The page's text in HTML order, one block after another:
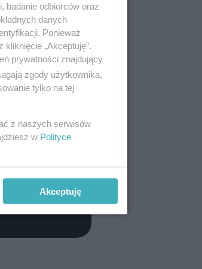
badanie odbiorców oraz
danych
Ponieważ
„Akceptuję”.
prywatności znajdujący
zgody użytkownika,
tylko na tej
z naszych serwisów
w Polityce
Akceptuję